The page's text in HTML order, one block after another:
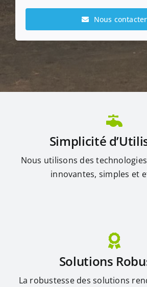
Nous contacter
Simplicité
Nous utilisons des
innovantes, simples et
Solutions
La robustesse des solutions